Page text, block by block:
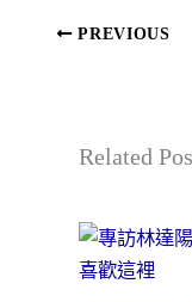
PREVIOUS
Related